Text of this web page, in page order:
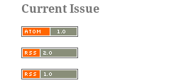
Current Issue